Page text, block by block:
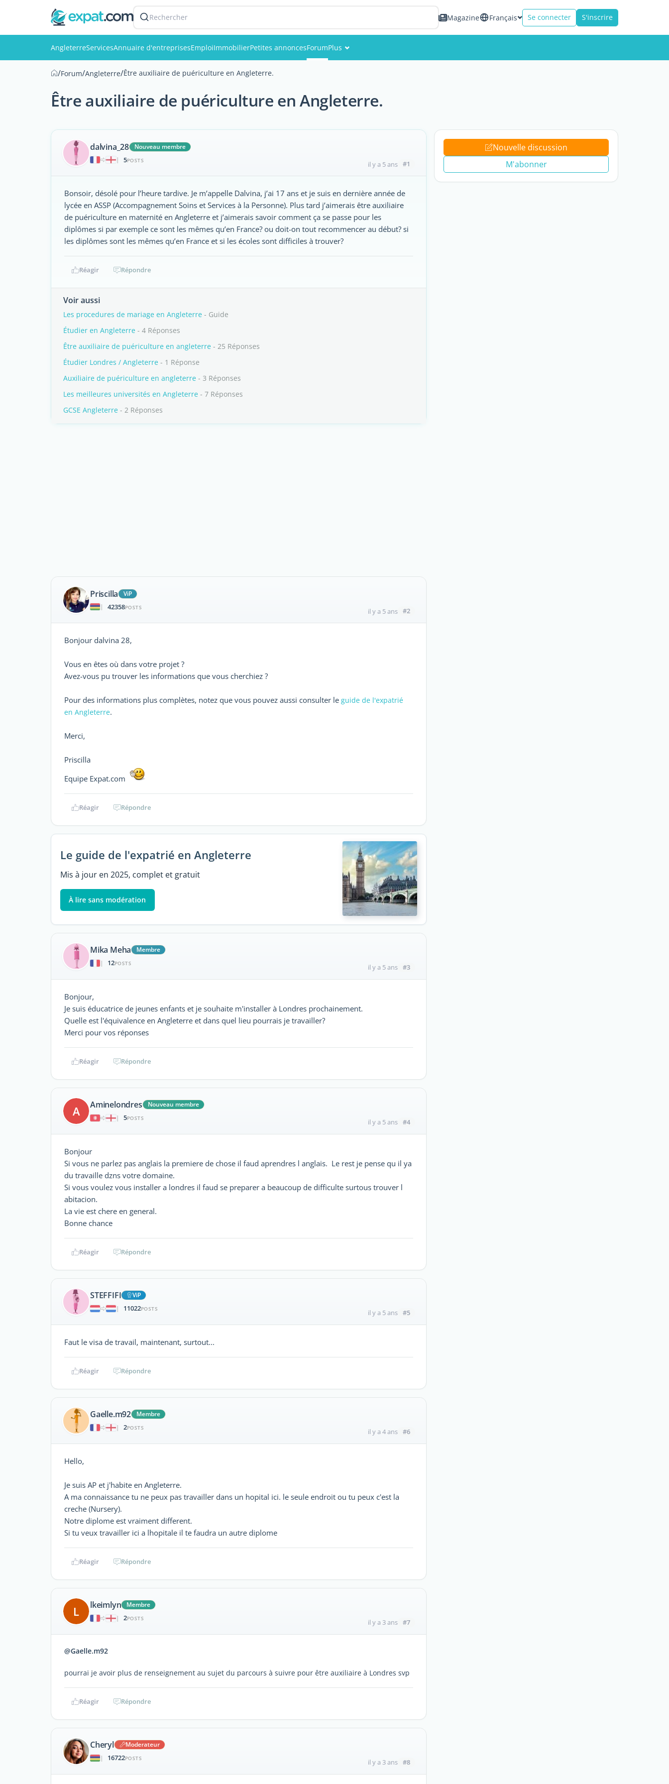
Rechercher Magazine Français Se connecter S'inscrire
AngleterreServicesAnnuaire d'entreprisesEmploiImmobilierPetites annoncesForumPlus
/Forum/Angleterre/Être auxiliaire de puériculture en Angleterre.
Être auxiliaire de puériculture en Angleterre.
dalvina_28
Nouveau membre
|
5POSTS il y a 5 ans #1
Bonsoir, désolé pour l’heure tardive. Je m’appelle Dalvina, j’ai 17 ans et je suis en dernière année de
lycée en ASSP (Accompagnement Soins et Services à la Personne). Plus tard j’aimerais être auxiliaire
de puériculture en maternité en Angleterre et j’aimerais savoir comment ça se passe pour les
diplômes si par exemple ce sont les mêmes qu’en France? ou doit-on tout recommencer au début? si
les diplômes sont les mêmes qu’en France et si les écoles sont difficiles à trouver?
Réagir Répondre
Voir aussi
Les procedures de mariage en Angleterre - Guide
Étudier en Angleterre - 4 Réponses
Être auxiliaire de puériculture en angleterre - 25 Réponses
Étudier Londres / Angleterre - 1 Réponse
Auxiliaire de puériculture en angleterre - 3 Réponses
Les meilleures universités en Angleterre - 7 Réponses
GCSE Angleterre - 2 Réponses
Priscilla
ViP
|
42358POSTS il y a 5 ans #2
Bonjour dalvina 28,
Vous en êtes où dans votre projet ?
Avez-vous pu trouver les informations que vous cherchiez ?
Pour des informations plus complètes, notez que vous pouvez aussi consulter le guide de l'expatrié
en Angleterre.
Merci,
Priscilla
Equipe Expat.com
Réagir Répondre
Le guide de l'expatrié en Angleterre
Mis à jour en 2025, complet et gratuit
À lire sans modération
Mika Meha
Membre
|
12POSTS il y a 5 ans #3
Bonjour,
Je suis éducatrice de jeunes enfants et je souhaite m'installer à Londres prochainement.
Quelle est l'équivalence en Angleterre et dans quel lieu pourrais je travailler?
Merci pour vos réponses
Réagir Répondre
A Aminelondres
Nouveau membre
|
5POSTS il y a 5 ans #4
Bonjour
Si vous ne parlez pas anglais la premiere de chose il faud aprendres l anglais. Le rest je pense qu il ya
du travaille dzns votre domaine.
Si vous voulez vous installer a londres il faud se preparer a beaucoup de difficulte surtous trouver l
abitacion.
La vie est chere en general.
Bonne chance
Réagir Répondre
STEFFIFI
ViP
|
11022POSTS il y a 5 ans #5
Faut le visa de travail, maintenant, surtout...
Réagir Répondre
Gaelle.m92
Membre
|
2POSTS il y a 4 ans #6
Hello,
Je suis AP et j'habite en Angleterre.
A ma connaissance tu ne peux pas travailler dans un hopital ici. le seule endroit ou tu peux c'est la
creche (Nursery).
Notre diplome est vraiment different.
Si tu veux travailler ici a lhopitale il te faudra un autre diplome
Réagir Répondre
L lkeimlyn
Membre
|
2POSTS il y a 3 ans #7
@Gaelle.m92
pourrai je avoir plus de renseignement au sujet du parcours à suivre pour être auxiliaire à Londres svp
Réagir Répondre
Cheryl
Moderateur
|
16722POSTS il y a 3 ans #8
Nouvelle discussion
M'abonner